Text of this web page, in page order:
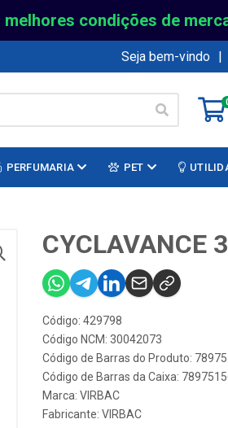
condições de
Seja bem-vindo |
PERFUMARIA PET
CYCLAVANCE
Código: 429798
Código NCM: 30042073
Código de Barras do Produto:
Código de Barras da Caixa:
Marca: VIRBAC
Fabricante: VIRBAC